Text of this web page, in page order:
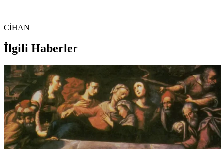
CİHAN
İlgili Haberler